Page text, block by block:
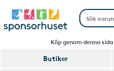
Köp genom denna
Butiker